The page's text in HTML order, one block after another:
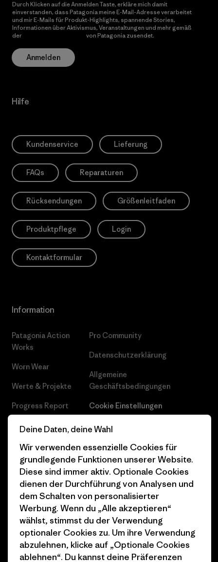
Durch Klicken auf die Anmelden Taste, erkläre mich damit
einverstanden, dass Patagonia meine E-Mail-Adresse verarbeitet
und mir E-Mails für Produkt-Highlights, spannende Stories,
Informationen über Aktivismus, Veranstaltungen und mehr gemäß
der
von Patagonia zusendet.
Anmelden
Hilfe
Kundenservice Lieferung
FAQs Reparaturen
Rücksendungen Größenleitfaden
Produktpflege Login
Kontaktformular
Information
Patagonia Action
Works
Worn Wear
Werte & Projekte
Progress Report
Business Unusual
Klimaziele
1% For The Planet
Wie wir finanzieren
Geschenkgutscheine
Stores in deiner
Nähe
Pro Community
Datenschutzerklärung
Allgemeine
Geschäftsbedingungen
Cookie Einstellungen
Karriere
Pressekontakt
Industry program
Affiliate-Programm
Patagonia Österreich
Seitenverzeichnis
Deine Daten, deine Wahl
Wir verwenden essenzielle Cookies für
grundlegende Funktionen unserer Website.
Diese sind immer aktiv. Optionale Cookies
dienen der Durchführung von Analysen und
dem Schalten von personalisierter
Werbung. Wenn du „Alle akzeptieren“
wählst, stimmst du der Verwendung
optionaler Cookies zu. Um ihre Verwendung
abzulehnen, klicke auf „Optionale Cookies
ablehnen“. Du kannst deine Präferenzen